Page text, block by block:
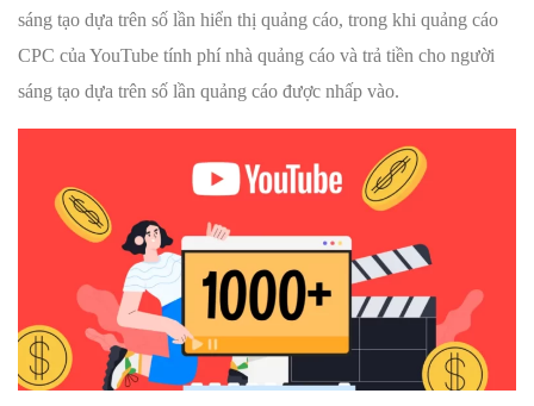
sáng tạo dựa trên số lần hiển thị quảng cáo, trong khi quảng cáo
CPC của YouTube tính phí nhà quảng cáo và trả tiền cho người
sáng tạo dựa trên số lần quảng cáo được nhấp vào.